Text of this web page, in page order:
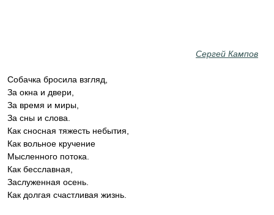
Сергей Кампов
Собачка бросила взгляд,
За окна и двери,
За время и миры,
За сны и слова.
Как сносная тяжесть небытия,
Как вольное кручение
Мысленного потока.
Как бесславная,
Заслуженная осень.
Как долгая счастливая жизнь.